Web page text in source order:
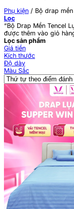
Phụ kiện / Bộ drap mền
Lọc
“Bộ Drap Mền Tencel
được thêm vào giỏ
Lọc sản phẩm
Giá tiền
Kích thước
Độ dày
Màu Sắc